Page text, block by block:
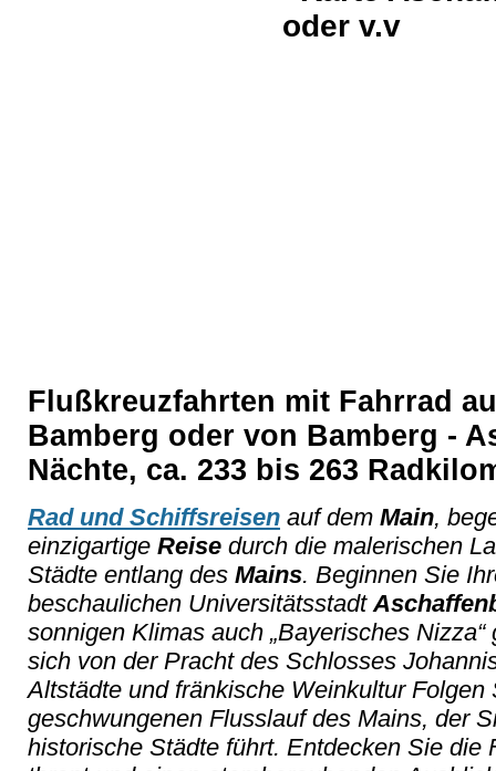
Flußkreuzfahrten mit Fahrrad
Bamberg oder von Bamberg -
Nächte, ca. 233 bis 263
Rad und Schiffsreisen auf dem Main,
einzigartige Reise durch die malerischen
Städte entlang des Mains. Beginnen Sie
beschaulichen Universitätsstadt
sonnigen Klimas auch „Bayerisches
sich von der Pracht des Schlosses
Altstädte und fränkische Weinkultur Folgen
geschwungenen Flusslauf des Mains, der
historische Städte führt. Entdecken Sie die